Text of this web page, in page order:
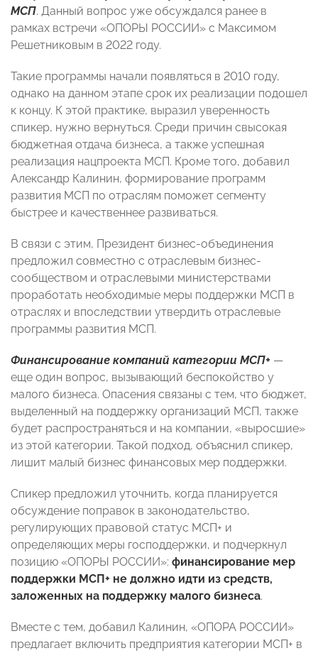
МСП. Данный вопрос уже обсуждался ранее в
рамках встречи «ОПОРЫ РОССИИ» с Максимом
Решетниковым в 2022 году.
Такие программы начали появляться в 2010 году,
однако на данном этапе срок их реализации подошел
к концу. К этой практике, выразил уверенность
спикер, нужно вернуться. Среди причин свысокая
бюджетная отдача бизнеса, а также успешная
реализация нацпроекта МСП. Кроме того, добавил
Александр Калинин, формирование программ
развития МСП по отраслям поможет сегменту
быстрее и качественнее развиваться.
В связи с этим, Президент бизнес-объединения
предложил совместно с отраслевым бизнес-
сообществом и отраслевыми министерствами
проработать необходимые меры поддержки МСП в
отраслях и впоследствии утвердить отраслевые
программы развития МСП.
Финансирование компаний категории МСП+ —
еще один вопрос, вызывающий беспокойство у
малого бизнеса. Опасения связаны с тем, что бюджет,
выделенный на поддержку организаций МСП, также
будет распространяться и на компании, «выросшие»
из этой категории. Такой подход, объяснил спикер,
лишит малый бизнес финансовых мер поддержки.
Спикер предложил уточнить, когда планируется
обсуждение поправок в законодательство,
регулирующих правовой статус МСП+ и
определяющих меры господдержки, и подчеркнул
позицию «ОПОРЫ РОССИИ»: финансирование мер
поддержки МСП+ не должно идти из средств,
заложенных на поддержку малого бизнеса.
Вместе с тем, добавил Калинин, «ОПОРА РОССИИ»
предлагает включить предприятия категории МСП+ в